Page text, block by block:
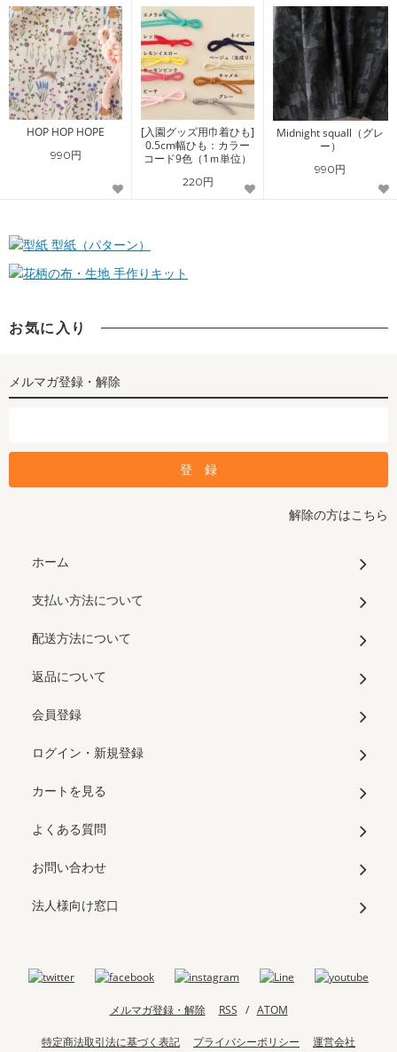
HOP HOP HOPE
990円
[入園グッズ用巾着ひも]
0.5cm幅ひも：カラー
コード9色（1ｍ単位）
220円
Midnight squall（グレ
ー）
990円
型紙（パターン）
手作りキット
お気に入り
メルマガ登録・解除
解除の方はこちら
ホーム
支払い方法について
配送方法について
返品について
会員登録
ログイン・新規登録
カートを見る
よくある質問
お問い合わせ
法人様向け窓口
メルマガ登録・解除 RSS / ATOM
特定商法取引法に基づく表記 プライバシーポリシー 運営会社